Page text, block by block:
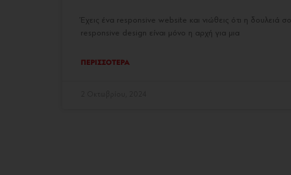
Έχεις ένα responsive website και νιώθεις ότι η
responsive design είναι μόνο η αρχή για μια
ΠΕΡΙΣΣΟΤΕΡΑ